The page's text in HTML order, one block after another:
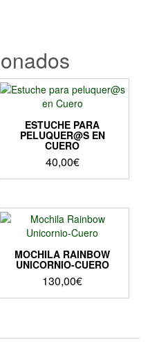
producto
ESTUCHE PARA
PELUQUER@S EN
CUERO
40,00€
Este
tiene
múltiples
variantes.
Las
opciones
se
pueden
MOCHILA RAINBOW
UNICORNIO-CUERO
130,00€